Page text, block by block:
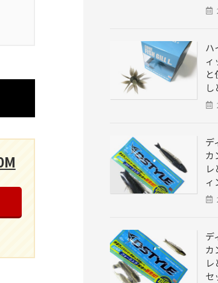
ハ
ィ
し
デ
カ
ィ
デ
カ
セ